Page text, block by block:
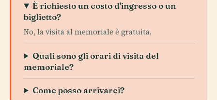
È richiesto un costo d'ingresso o un
biglietto?
No, la visita al memoriale è gratuita.
Quali sono gli orari di visita del
memoriale?
Come posso arrivarci?